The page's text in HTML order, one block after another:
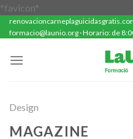
*favicon*
al
contenido
formacio@launio.org · Horario: de
Design
MAGAZINE